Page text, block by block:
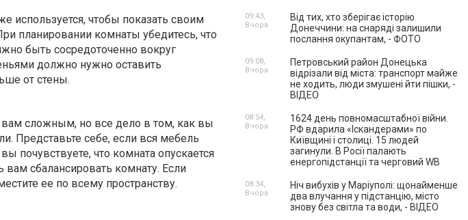
чтобы показать своим
планировании комнаты убедитесь, что
быть сосредоточенно вокруг
должно нужно оставить
от стены.
вам сложным, но все дело в том, как вы
Представьте себе, если вся мебель
почувствуете, что комната опускается
сбалансировать комнату. Если
ее по всему пространству.
Від тих, хто зберігає історію
Донеччини: на снаряді залишили
послання окупантам, - ФОТО
09:43,
Вчора
Петровський район Донецька
відрізали від міста: транспорт майже
не ходить, люди змушені йти пішки, -
ВІДЕО
09:08,
Вчора
1624 день повномасштабної війни.
РФ вдарила «Іскандерами» по
Київщині і столиці. 15 людей
загинули. В Росії палають
енергопідстанції та черговий WB
08:54,
Вчора
Ніч вибухів у Маріуполі: щонайменше
два влучання у підстанцію, місто
знову без світла та води, - ВІДЕО
08:34,
Вчора